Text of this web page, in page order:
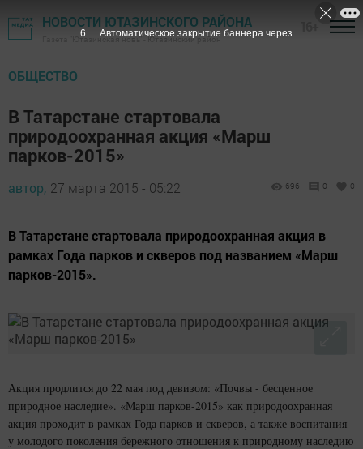
НОВОСТИ ЮТАЗИНСКОГО РАЙОНА
Газета "Ютазинская новь" - Ютазинский район
ОБЩЕСТВО
В Татарстане стартовала
природоохранная акция «Марш
парков-2015»
автор, 27 марта 2015 - 05:22 696 0 0
В Татарстане стартовала природоохранная акция в
рамках Года парков и скверов под названием «Марш
парков-2015».
Акция продлится до 22 мая под девизом: «Почвы - бесценное
природное наследие». «Марш парков-2015» как природоохранная
акция проходит в рамках Года парков и скверов, а также воспитания
у молодого поколения бережного отношения к природному наследию
5 Автоматическое закрытие баннера через